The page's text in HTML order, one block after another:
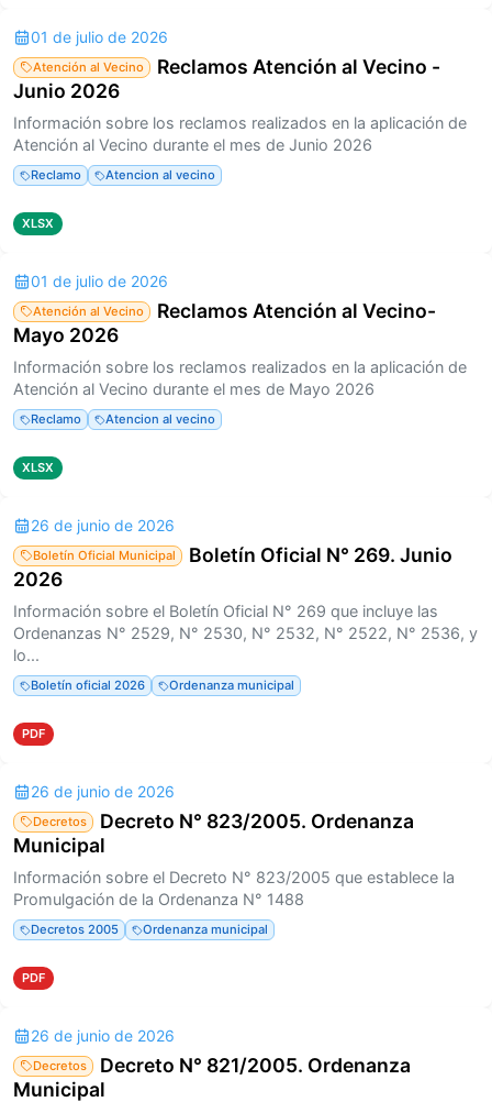
01 de julio de 2026
Atención al Vecino
Reclamos Atención al Vecino -
Junio 2026
Información sobre los reclamos realizados en la aplicación de
Atención al Vecino durante el mes de Junio 2026
Reclamo Atencion al vecino
XLSX
01 de julio de 2026
Atención al Vecino
Reclamos Atención al Vecino-
Mayo 2026
Información sobre los reclamos realizados en la aplicación de
Atención al Vecino durante el mes de Mayo 2026
Reclamo Atencion al vecino
XLSX
26 de junio de 2026
Boletín Oficial Municipal
Boletín Oficial N° 269. Junio
2026
Información sobre el Boletín Oficial N° 269 que incluye las
Ordenanzas N° 2529, N° 2530, N° 2532, N° 2522, N° 2536, y
lo...
Boletín oficial 2026 Ordenanza municipal
PDF
26 de junio de 2026
Decretos
Decreto N° 823/2005. Ordenanza
Municipal
Información sobre el Decreto N° 823/2005 que establece la
Promulgación de la Ordenanza N° 1488
Decretos 2005 Ordenanza municipal
PDF
26 de junio de 2026
Decretos
Decreto N° 821/2005. Ordenanza
Municipal